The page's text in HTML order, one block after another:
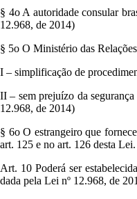
§ 4o A autoridade consular
12.968, de 2014)
§ 5o O Ministério das
I – simplificação de
II – sem prejuízo da
12.968, de 2014)
§ 6o O estrangeiro que
art. 125 e no art. 126 desta
Art. 10 Poderá ser
dada pela Lei nº 12.968, de